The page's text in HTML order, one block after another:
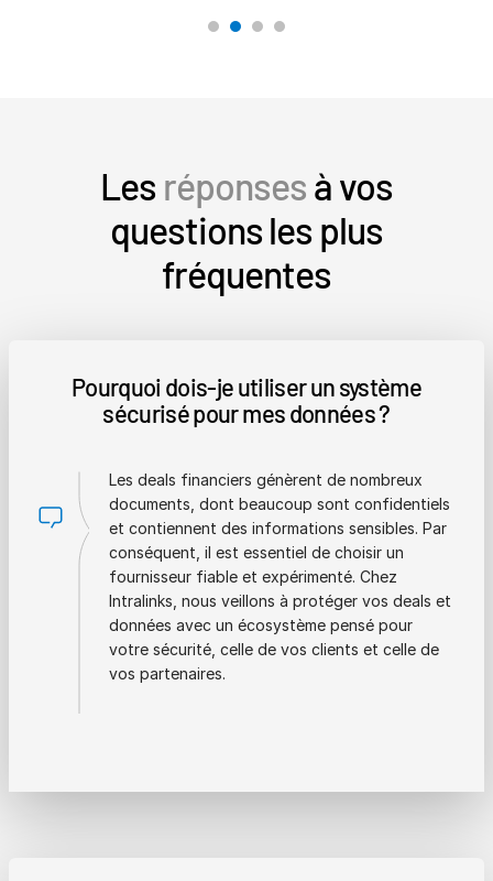
Les réponsesà vos
questions les plus
fréquentes
Pourquoi dois-je utiliser un système
sécurisé pour mes données ?
Les deals financiers génèrent de nombreux
documents, dont beaucoup sont confidentiels
et contiennent des informations sensibles. Par
conséquent, il est essentiel de choisir un
fournisseur fiable et expérimenté. Chez
Intralinks, nous veillons à protéger vos deals et
données avec un écosystème pensé pour
votre sécurité, celle de vos clients et celle de
vos partenaires.